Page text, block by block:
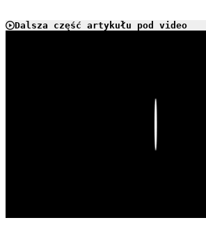
Dalsza część artykułu pod video